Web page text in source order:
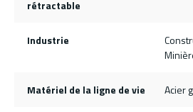
rétractable
Industrie
Matériel de la ligne de vie Acier